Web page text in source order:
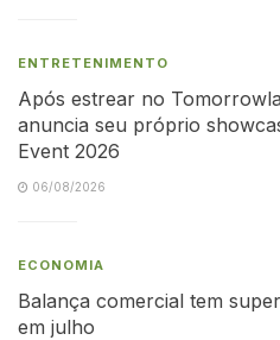
ENTRETENIMENTO
Após estrear no
anuncia seu próprio
Event 2026
06/08/2026
ECONOMIA
Balança comercial tem
em julho